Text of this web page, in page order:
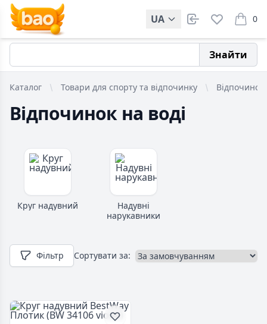
UA 0
items
Знайти
Каталог Товари для спорту та відпочинку Відпочинок
Відпочинок на воді
Круг надувний
Надувні
нарукавники
Фільтр Сортувати за: